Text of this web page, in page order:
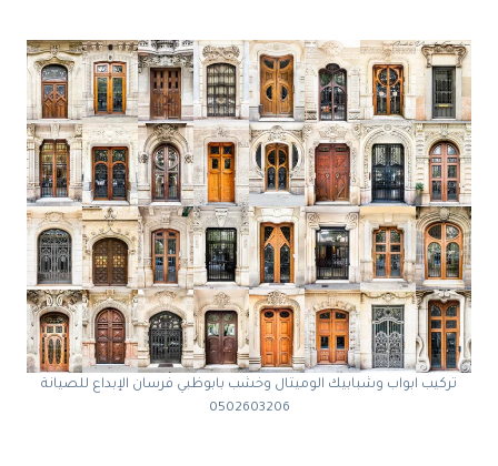
تركيب ابواب وشبابيك الوميتال وخشب بابوظبي فرسان الإبداع للصيانة
0502603206